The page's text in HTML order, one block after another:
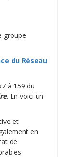
groupe
du Réseau
à 159 du
. En voici un
et
en
de